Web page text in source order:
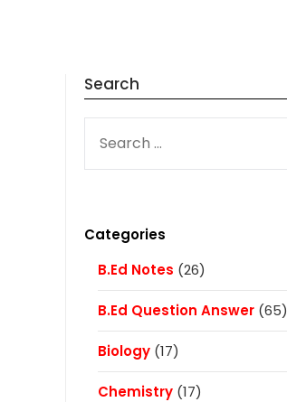
Search
FOR:
Categories
B.Ed Notes (26)
B.Ed Question Answer(65)
Biology(17)
Chemistry(17)